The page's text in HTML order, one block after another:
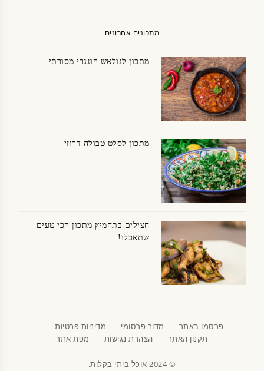
מתכונים אחרונים
מתכון לגולאש הונגרי מסורתי
מתכון לסלט טבולה דרוזי
חצילים בתחמיץ מתכון הכי טעים
שתאכלו!
פרסמו באתר מדור פרסומי
מדיניות פרטיות
תקנון האתר
הצהרת נגישות מפת אתר
© 2024 אוכל ביתי בקלות.